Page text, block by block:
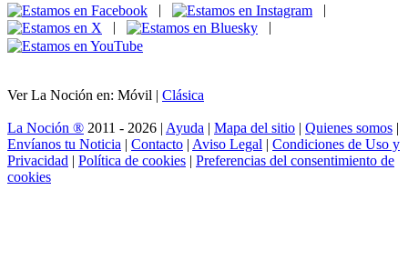
|
|
|
|
Ver La Noción en: Móvil | Clásica
La Noción ® 2011 - 2026 | Ayuda | Mapa del sitio | Quienes somos |
Envíanos tu Noticia | Contacto | Aviso Legal | Condiciones de Uso y
Privacidad | Política de cookies | Preferencias del consentimiento de
cookies